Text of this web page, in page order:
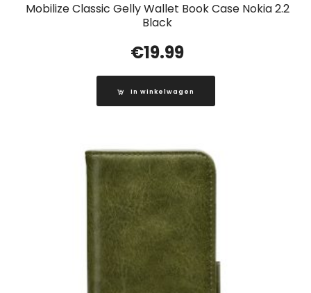
Mobilize Classic Gelly Wallet Book Case Nokia 2.2
Black
€19.99
In winkelwagen